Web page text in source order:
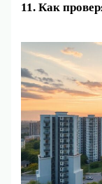
11. Как